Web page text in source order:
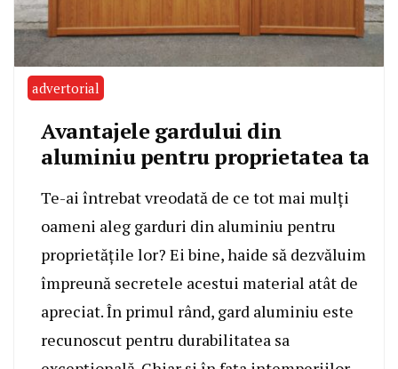
advertorial
Avantajele gardului din
aluminiu pentru proprietatea ta
Te-ai întrebat vreodată de ce tot mai mulți
oameni aleg garduri din aluminiu pentru
proprietățile lor? Ei bine, haide să dezvăluim
împreună secretele acestui material atât de
apreciat. În primul rând, gard aluminiu este
recunoscut pentru durabilitatea sa